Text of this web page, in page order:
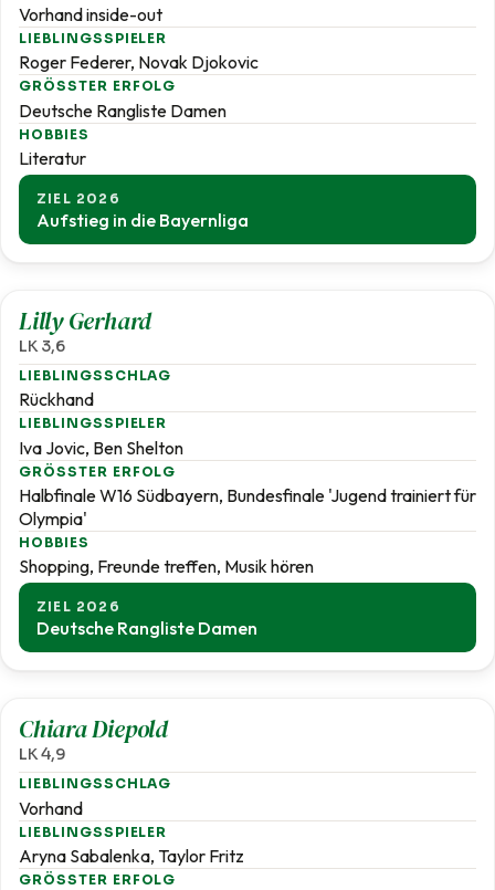
Vorhand inside-out
LIEBLINGSSPIELER
Roger Federer, Novak Djokovic
GRÖSSTER ERFOLG
Deutsche Rangliste Damen
HOBBIES
Literatur
ZIEL 2026
Aufstieg in die Bayernliga
Lilly Gerhard
LK 3,6
LIEBLINGSSCHLAG
Rückhand
LIEBLINGSSPIELER
Iva Jovic, Ben Shelton
GRÖSSTER ERFOLG
Halbfinale W16 Südbayern, Bundesfinale 'Jugend trainiert für
Olympia'
HOBBIES
Shopping, Freunde treffen, Musik hören
ZIEL 2026
Deutsche Rangliste Damen
Chiara Diepold
LK 4,9
LIEBLINGSSCHLAG
Vorhand
LIEBLINGSSPIELER
Aryna Sabalenka, Taylor Fritz
GRÖSSTER ERFOLG